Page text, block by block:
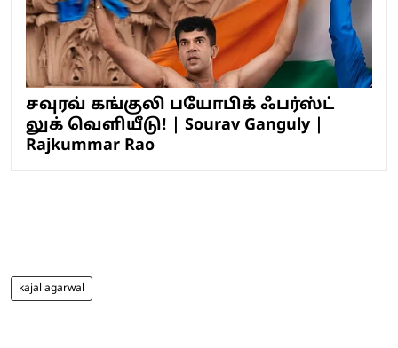
சவுரவ் கங்குலி பயோபிக் ஃபர்ஸ்ட்
லுக் வெளியீடு! | Sourav Ganguly |
Rajkummar Rao
kajal agarwal